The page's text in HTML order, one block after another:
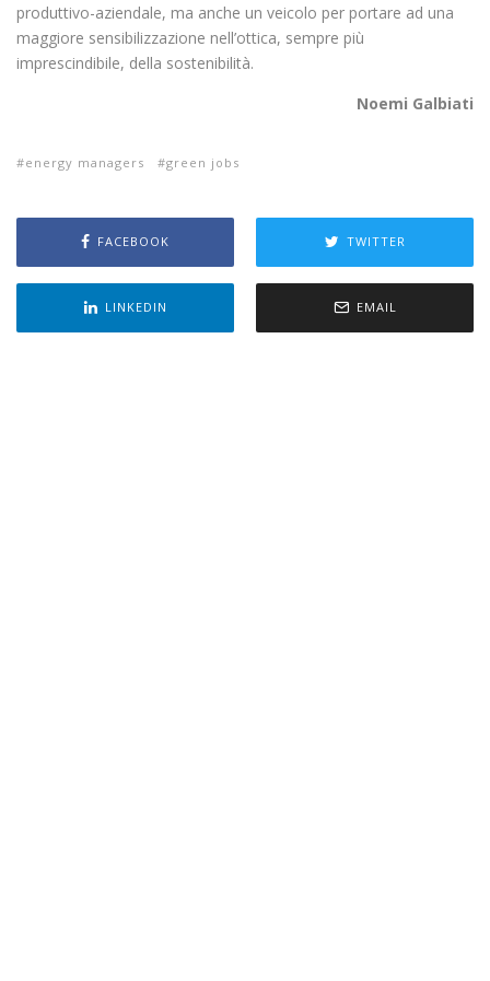
produttivo-aziendale, ma anche un veicolo per portare ad una
maggiore sensibilizzazione nell’ottica, sempre più
imprescindibile, della sostenibilità.
Noemi Galbiati
energy managers green jobs
FACEBOOK TWITTER
LINKEDIN EMAIL